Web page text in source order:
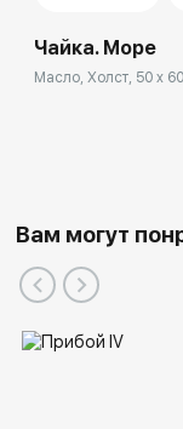
Чайка. Море
Масло, Холст, 50 x
Вам могут